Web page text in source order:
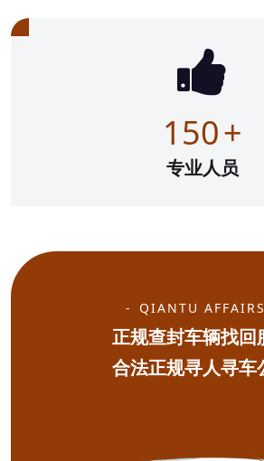
150+
专业人员
QIANTU AFFAIRS
正规查封车辆找回
合法正规寻人寻车